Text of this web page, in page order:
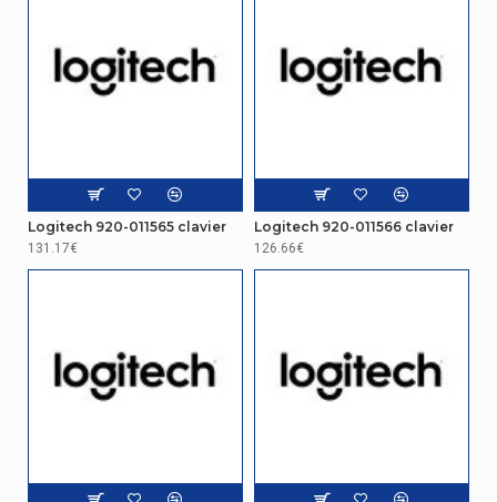
Performance
Bande de fréquence 2.4
Performance
Interface de réception sans fil USB
Clavier
Logitech 920-011565 clavier
131.17€
Logitech 920-011566 clavier
126.66€